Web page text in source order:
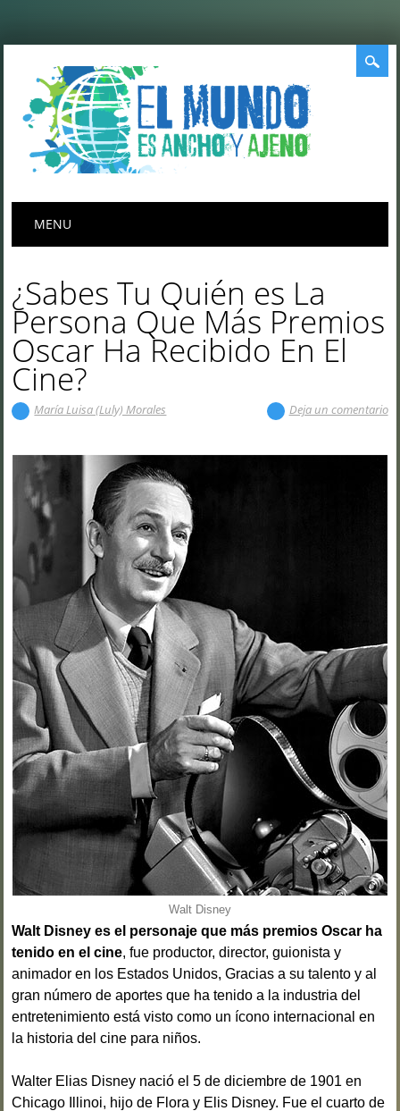
Menú principal
MENU
¿Sabes Tu Quién es La
Persona Que Más Premios
Oscar Ha Recibido En El
Cine?
María Luisa (Luly) Morales Deja un comentario
Walt Disney
Walt Disney es el personaje que más premios Oscar ha
tenido en el cine, fue productor, director, guionista y
animador en los Estados Unidos, Gracias a su talento y al
gran número de aportes que ha tenido a la industria del
entretenimiento está visto como un ícono internacional en
la historia del cine para niños.
Walter Elias Disney nació el 5 de diciembre de 1901 en
Chicago Illinoi, hijo de Flora y Elis Disney. Fue el cuarto de